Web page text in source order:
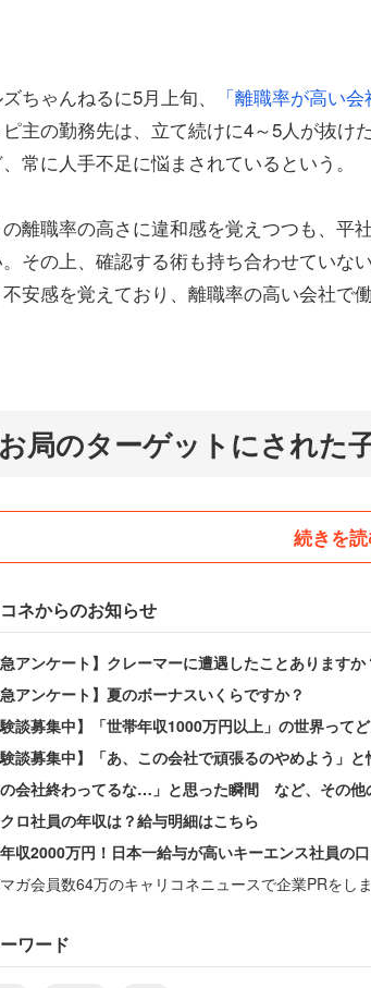
ちゃんねるに5月上旬、 「離職率が高い
主の勤務先は、立て続けに4～5人が抜け
常に人手不足に悩まされているという。
離職率の高さに違和感を覚えつつも、平
。その上、確認する術も持ち合わせていな
不安感を覚えており、離職率の高い会社で
お局のターゲットにされた
が寄せられたが、「実は給料・低賃金で
で辞める人のほうが多い、というのだ。
続きを
ネからのお知らせ
急アンケート】クレーマーに遭遇したことありますか
急アンケート】夏のボーナスいくらですか？
験談募集中】「世帯年収1000万円以上」の世界って
験談募集中】「あ、この会社で頑張るのやめよう」
の会社終わってるな…」と思った瞬間 など、その他
ロ社員の年収は？給与明細はこちら
収2000万円！日本一給与が高いキーエンス社員の口
ガ会員数64万のキャリコネニュースで企業PRをし
ワード